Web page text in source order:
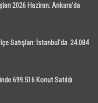
2026 Haziran: Ankara’da
Satışları: İstanbul’da 24.084
699.516 Konut Satıldı